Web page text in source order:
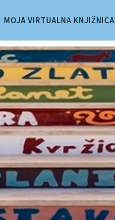
MOJA VIRTUALNA KNJIŽNICA